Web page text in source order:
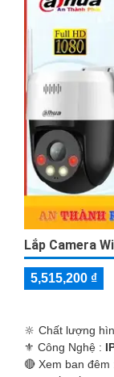
Lắp Camera
5,515,200 ₫
🔆 Chất lượng
⚜️ Công Nghệ :
🔴 Xem ban đêm